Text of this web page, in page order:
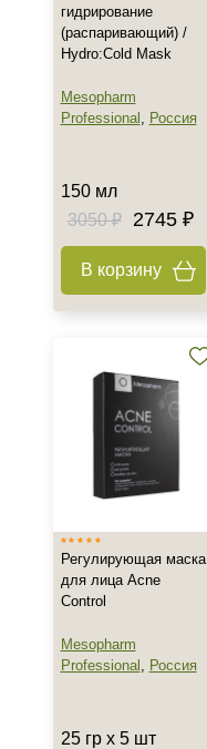
гидрирование
(распаривающий) /
Hydro:Сold Mask
Mesopharm
Professional , Россия
150 мл
3050 ₽
2745 ₽
В корзину
Регулирующая маска
для лица Acne
Control
Mesopharm
Professional , Россия
25 гр х 5 шт